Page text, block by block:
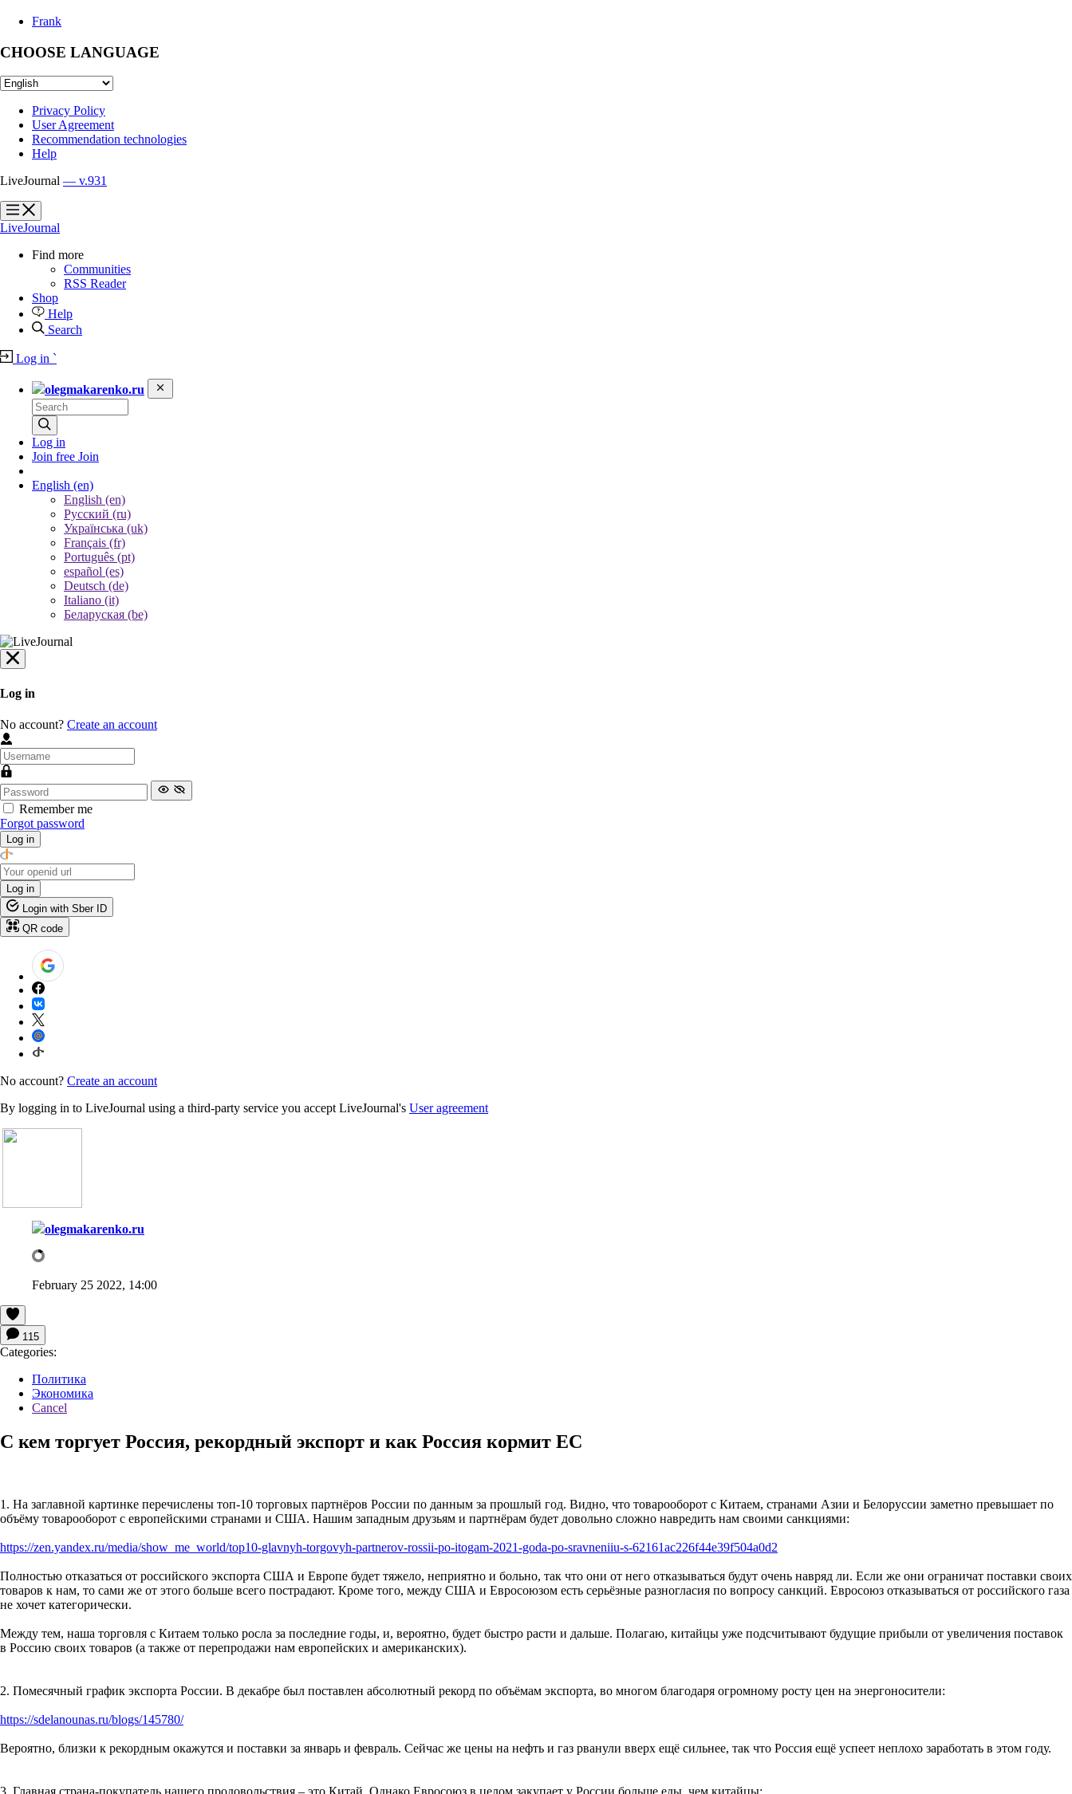
Frank
CHOOSE LANGUAGE
Privacy Policy
User Agreement
Recommendation technologies
Help
LiveJournal — v.931
?
?
LiveJournal
Find more
Communities
RSS Reader
Shop
Help
Search
Log in `
olegmakarenko.ru
Log in
Join free Join
English (en)
English (en)
Русский (ru)
Українська (uk)
Français (fr)
Português (pt)
español (es)
Deutsch (de)
Italiano (it)
Беларуская (be)
Log in
No account? Create an account
Remember me
Forgot password
Log in
Log in
Login with Sber ID
QR code
No account? Create an account
By logging in to LiveJournal using a third-party service you accept LiveJournal's User agreement
olegmakarenko.ru
February 25 2022, 14:00
115
Categories:
Политика
Экономика
Cancel
С кем торгует Россия, рекордный экспорт и как Россия кормит ЕС
1. На заглавной картинке перечислены топ-10 торговых партнёров России по данным за прошлый год. Видно, что товарооборот с Китаем, странами Азии и Белоруссии заметно превышает по
объёму товарооборот с европейскими странами и США. Нашим западным друзьям и партнёрам будет довольно сложно навредить нам своими санкциями:
https://zen.yandex.ru/media/show_me_world/top10-glavnyh-torgovyh-partnerov-rossii-po-itogam-2021-goda-po-sravneniiu-s-62161ac226f44e39f504a0d2
Полностью отказаться от российского экспорта США и Европе будет тяжело, неприятно и больно, так что они от него отказываться будут очень навряд ли. Если же они ограничат поставки своих
товаров к нам, то сами же от этого больше всего пострадают. Кроме того, между США и Евросоюзом есть серьёзные разногласия по вопросу санкций. Евросоюз отказываться от российского газа
не хочет категорически.
Между тем, наша торговля с Китаем только росла за последние годы, и, вероятно, будет быстро расти и дальше. Полагаю, китайцы уже подсчитывают будущие прибыли от увеличения поставок
в Россию своих товаров (а также от перепродажи нам европейских и американских).
2. Помесячный график экспорта России. В декабре был поставлен абсолютный рекорд по объёмам экспорта, во многом благодаря огромному росту цен на энергоносители:
https://sdelanounas.ru/blogs/145780/
Вероятно, близки к рекордным окажутся и поставки за январь и февраль. Сейчас же цены на нефть и газ рванули вверх ещё сильнее, так что Россия ещё успеет неплохо заработать в этом году.
3. Главная страна-покупатель нашего продовольствия – это Китай. Однако Евросоюз в целом закупает у России больше еды, чем китайцы: